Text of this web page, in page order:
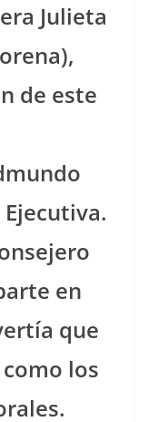
Julieta
de este
en
que
los